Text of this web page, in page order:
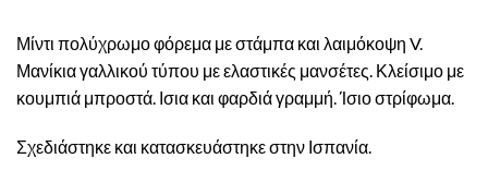
Μίντι πολύχρωμο φόρεμα με στάμπα και λαιμόκοψη V.
Μανίκια γαλλικού τύπου με ελαστικές μανσέτες. Κλείσιμο με
κουμπιά μπροστά. Ισια και φαρδιά γραμμή. Ίσιο στρίφωμα.
Σχεδιάστηκε και κατασκευάστηκε στην Ισπανία.